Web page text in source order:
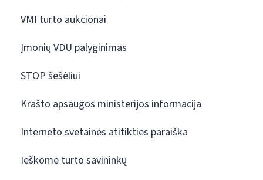
VMI turto aukcionai
Įmonių VDU palyginimas
STOP šešėliui
Krašto apsaugos ministerijos informacija
Interneto svetainės atitikties paraiška
Ieškome turto savininkų